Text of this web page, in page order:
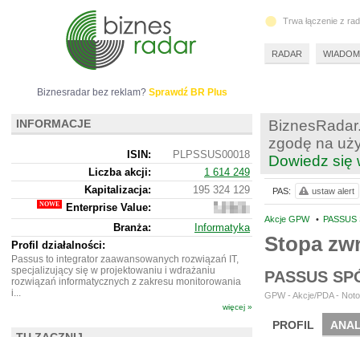
zgodę na
Dowiedz się
Akcje GPW • PASSUS
Stopa
PASSUS
GPW - Akcje/PDA -
PROFIL
PAS: ustaw alert
Biznesradar bez reklam? Sprawdź BR Plus
INFORMACJE
ISIN:
PLPSSUS00018
Liczba akcji:
1 614 249
Kapitalizacja:
195 324 129
Enterprise Value:
192
423
129
Branża:
Informatyka
Profil działalności:
Passus to integrator zaawansowanych rozwiązań IT,
specjalizujący się w projektowaniu i wdrażaniu
rozwiązań informatycznych z zakresu monitorowania
i...
więcej »
Trwa łączenie z
RADAR